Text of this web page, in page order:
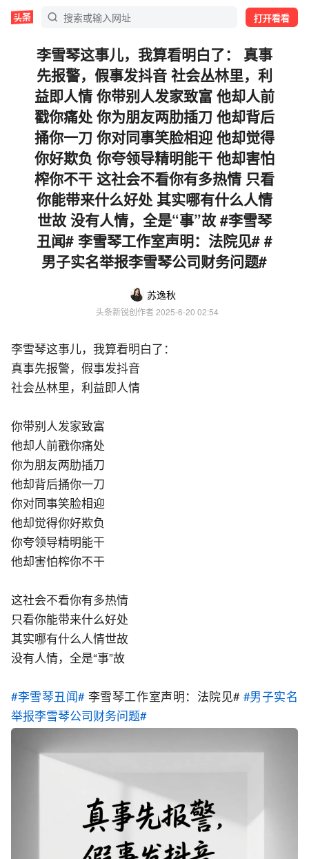
打开看看
李雪琴这事儿，我算看明白了： 真事
先报警，假事发抖音 社会丛林里，利
益即人情 你带别人发家致富 他却人前
戳你痛处 你为朋友两肋插刀 他却背后
捅你一刀 你对同事笑脸相迎 他却觉得
你好欺负 你夸领导精明能干 他却害怕
榨你不干 这社会不看你有多热情 只看
你能带来什么好处 其实哪有什么人情
世故 没有人情，全是“事”故 #李雪琴
丑闻# 李雪琴工作室声明：法院见# #
男子实名举报李雪琴公司财务问题#
苏逸秋
头条新锐创作者 2025-6-20 02:54
李雪琴这事儿，我算看明白了：
真事先报警，假事发抖音
社会丛林里，利益即人情
你带别人发家致富
他却人前戳你痛处
你为朋友两肋插刀
他却背后捅你一刀
你对同事笑脸相迎
他却觉得你好欺负
你夸领导精明能干
他却害怕榨你不干
这社会不看你有多热情
只看你能带来什么好处
其实哪有什么人情世故
没有人情，全是“事”故
#李雪琴丑闻# 李雪琴工作室声明：法院见# #男子实名
举报李雪琴公司财务问题#